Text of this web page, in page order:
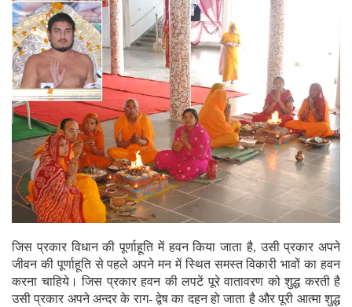
जिस प्रकार विधान की पूर्णाहूति में हवन किया जाता है, उसी प्रकार अपने
जीवन की पूर्णाहूति से पहले अपने मन में स्थित समस्त विकारी भावों का हवन
करना चाहिये। जिस प्रकार हवन की लपटें पूरे वातावरण को शुद्ध करती है
उसी प्रकार अपने अन्दर के राग- द्वेष का दहन हो जाता है और पूरी आत्मा शुद्ध